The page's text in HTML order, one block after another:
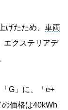
げたため、 車両
エクステリアデ
G」に、「e+
価格は40kWh